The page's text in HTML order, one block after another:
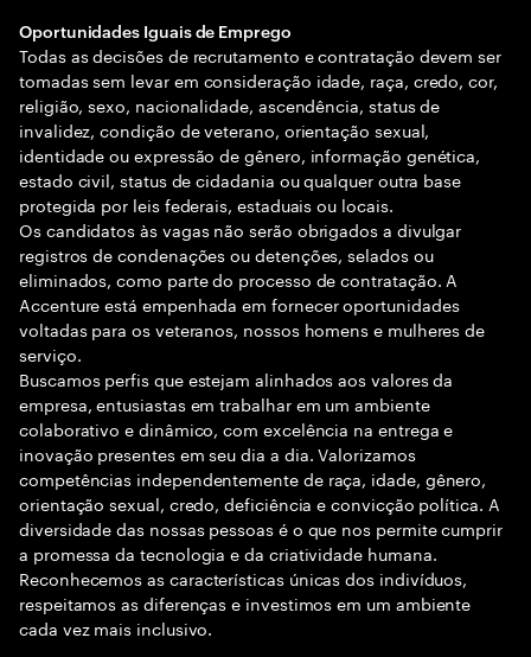
Oportunidades Iguais de Emprego
Todas as decisões de recrutamento e contratação devem ser
tomadas sem levar em consideração idade, raça, credo, cor,
religião, sexo, nacionalidade, ascendência, status de
invalidez, condição de veterano, orientação sexual,
identidade ou expressão de gênero, informação genética,
estado civil, status de cidadania ou qualquer outra base
protegida por leis federais, estaduais ou locais.
Os candidatos às vagas não serão obrigados a divulgar
registros de condenações ou detenções, selados ou
eliminados, como parte do processo de contratação. A
Accenture está empenhada em fornecer oportunidades
voltadas para os veteranos, nossos homens e mulheres de
serviço.
Buscamos perfis que estejam alinhados aos valores da
empresa, entusiastas em trabalhar em um ambiente
colaborativo e dinâmico, com excelência na entrega e
inovação presentes em seu dia a dia. Valorizamos
competências independentemente de raça, idade, gênero,
orientação sexual, credo, deficiência e convicção política. A
diversidade das nossas pessoas é o que nos permite cumprir
a promessa da tecnologia e da criatividade humana.
Reconhecemos as características únicas dos indivíduos,
respeitamos as diferenças e investimos em um ambiente
cada vez mais inclusivo.